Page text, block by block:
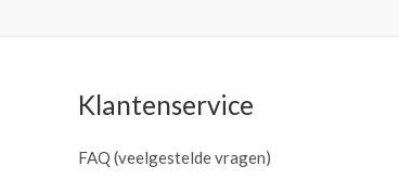
Klantenservice
FAQ (veelgestelde vragen)